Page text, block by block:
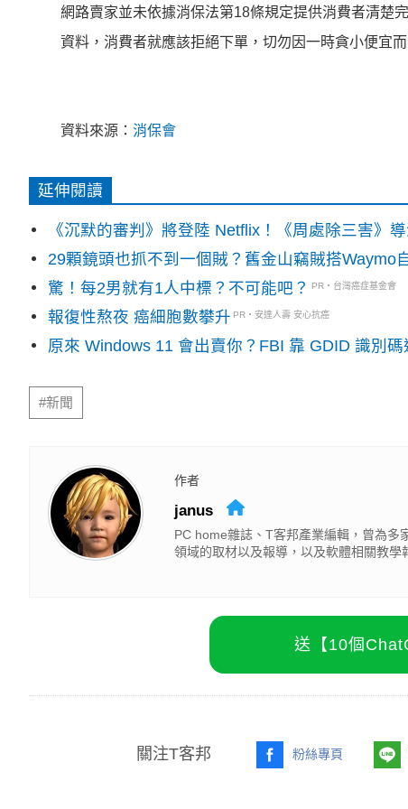
網路賣家並未依據消保法第18條規定提供消費者清楚
資料，消費者就應該拒絕下單，切勿因一時貪小便宜
資料來源： 消保會
延伸閱讀
《沉默的審判》將登陸 Netflix！《周處除三害》
29顆鏡頭也抓不到一個賊？舊金山竊賊搭Waymo
驚！每2男就有1人中標？不可能吧？
PR・台灣癌症基金會
報復性熬夜 癌細胞數攀升 PR・安達人壽 安心抗癌
原來 Windows 11 會出賣你？FBI 靠 GDID 識別
#新聞
作者
janus
PC home雜誌、T客邦產業編輯，曾為多
領域的取材以及報導，以及軟體相關教學
送【10個
關注T客邦 粉絲專頁